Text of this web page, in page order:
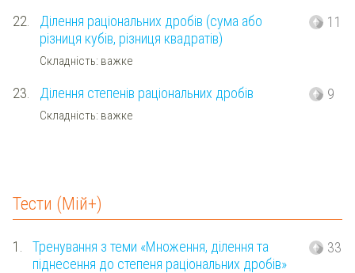
22.
Ділення раціональних дробів (сума або
різниця кубів, різниця квадратів)
Складність: важке
11
23. Ділення степенів раціональних дробів
Складність: важке
9
Тести (Мій+)
1.
Тренування з теми «Множення, ділення та
піднесення до степеня раціональних дробів»
33